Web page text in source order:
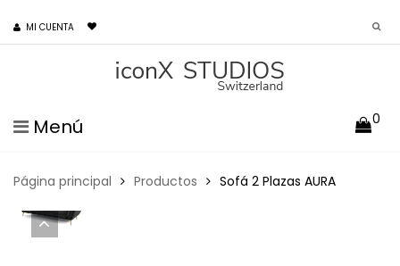
MI CUENTA
Menú 0
Página principal Productos Sofá 2 Plazas AURA